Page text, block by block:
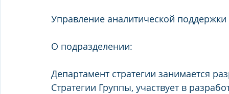
Управление аналитической поддержки
О подразделении:
Департамент стратегии занимается
Стратегии Группы, участвует в